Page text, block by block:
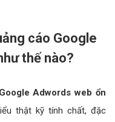
cáo Google
thế nào?
Adwords web ổn
thật kỹ tính chất, đặc